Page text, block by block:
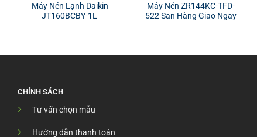
Máy Nén Lạnh Daikin
JT160BCBY-1L
Máy Nén ZR144KC-TFD-
522 Sẵn Hàng Giao Ngay
CHÍNH SÁCH
Tư vấn chọn mẫu
Hướng dẫn thanh toán